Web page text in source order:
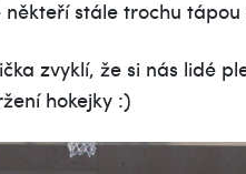
někteří stále trochu
zvyklí, že si nás lidé
hokejky :)